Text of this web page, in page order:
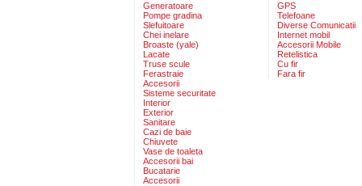
Generatoare
Pompe gradina
Slefuitoare
Chei inelare
Broaste (yale)
Lacate
Truse scule
Ferastraie
Accesorii
Sisteme securitate
Interior
Exterior
Sanitare
Cazi de baie
Chiuvete
Vase de toaleta
Accesorii bai
Bucatarie
Accesorii
GPS
Telefoane
Diverse Comunicatii
Internet mobil
Accesorii Mobile
Retelistica
Cu fir
Fara fir